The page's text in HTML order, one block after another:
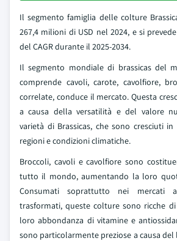
Il segmento famiglia delle colture
267,4 milioni di USD nel 2024, e si
del CAGR durante il 2025-2034.
Il segmento mondiale di brassicas del
comprende cavoli, carote, cavolfiore,
correlate, conduce il mercato. Questa
a causa della versatilità e del valore
varietà di Brassicas, che sono cresciuti
regioni e condizioni climatiche.
Broccoli, cavoli e cavolfiore sono
tutto il mondo, aumentando la loro
Consumati soprattutto nei mercati
trasformati, queste colture sono ricche
loro abbondanza di vitamine e
sono particolarmente preziose a causa